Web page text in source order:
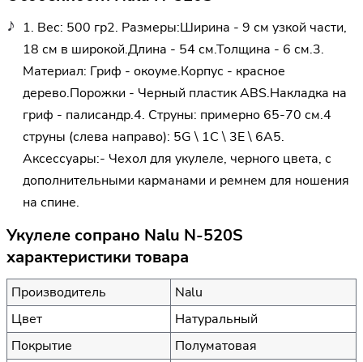
1. Вес: 500 гр2. Размеры:Ширина - 9 см узкой части,
18 см в широкой.Длина - 54 см.Толщина - 6 см.3.
Материал: Гриф - окоуме.Корпус - красное
дерево.Порожки - Черный пластик ABS.Накладка на
гриф - палисандр.4. Струны: примерно 65-70 см.4
струны (слева направо): 5G \ 1C \ 3E \ 6A5.
Аксессуары:- Чехол для укулеле, черного цвета, с
дополнительными карманами и ремнем для ношения
на спине.
Укулеле сопрано Nalu N-520S
характеристики товара
Производитель
Nalu
Цвет
Натуральный
Покрытие
Полуматовая